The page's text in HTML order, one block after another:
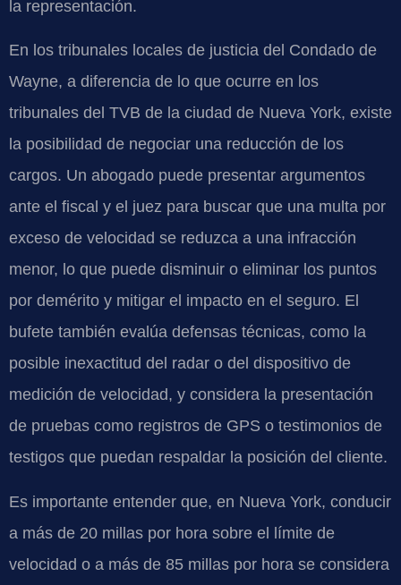
la representación.
En los tribunales locales de justicia del Condado de
Wayne, a diferencia de lo que ocurre en los
tribunales del TVB de la ciudad de Nueva York, existe
la posibilidad de negociar una reducción de los
cargos. Un abogado puede presentar argumentos
ante el fiscal y el juez para buscar que una multa por
exceso de velocidad se reduzca a una infracción
menor, lo que puede disminuir o eliminar los puntos
por demérito y mitigar el impacto en el seguro. El
bufete también evalúa defensas técnicas, como la
posible inexactitud del radar o del dispositivo de
medición de velocidad, y considera la presentación
de pruebas como registros de GPS o testimonios de
testigos que puedan respaldar la posición del cliente.
Es importante entender que, en Nueva York, conducir
a más de 20 millas por hora sobre el límite de
velocidad o a más de 85 millas por hora se considera